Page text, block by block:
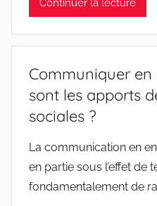
Continuer la lecture
Communiquer en
sont les apports
sociales ?
La communication en
en partie sous l’effet de
fondamentalement de